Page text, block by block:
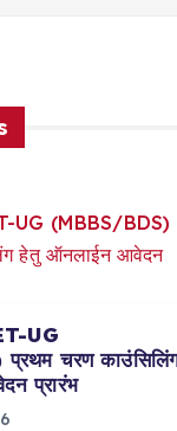
UG
चरण
प्रारंभ